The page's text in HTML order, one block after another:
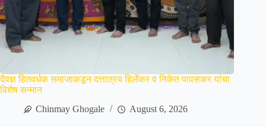
दैवज्ञ हितवर्धक समाजाकडून दत्तात्रय हिर्लेकर व निकेत पावसकर यांचा
विशेष सन्मान
Chinmay Ghogale
August 6, 2026